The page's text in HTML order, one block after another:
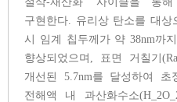
구현한다. 유리상 탄소를 대
시 임계 칩두께가 약 38nm까
향상되었으며, 표면 거칠기
개선된 5.7nm를 달성하여
전해액 내 과산화수소